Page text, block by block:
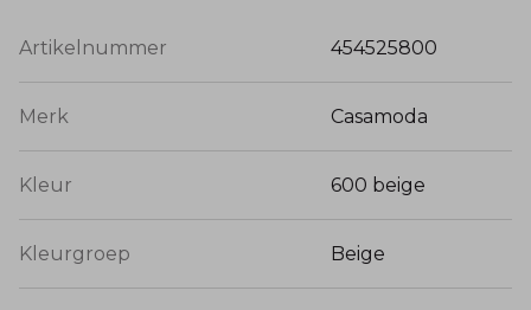
Artikelnummer 454525800
Merk Casamoda
Kleur 600 beige
Kleurgroep Beige